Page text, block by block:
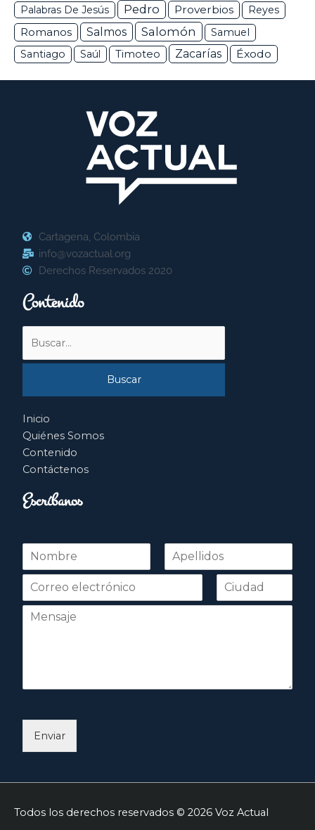
Palabras De Jesús Pedro Proverbios Reyes
Romanos Salmos Salomón
Samuel
Santiago
Saúl Timoteo Zacarías Éxodo
Cartagena, Colombia
info@vozactual.org
Derechos Reservados 2020
Contenido
por:
Inicio
Quiénes Somos
Contenido
Contáctenos
Escríbanos
N
m
r
Nombre Apellidos
Enviar
Todos los derechos reservados © 2026 Voz Actual